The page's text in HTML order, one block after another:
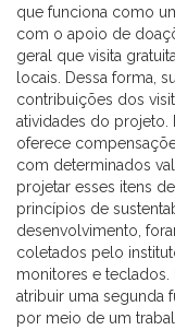
que funciona como
com o apoio de
geral que visita
locais. Dessa forma,
contribuições dos
atividades do projeto.
oferece
com determinados
projetar esses itens
princípios de
desenvolvimento,
coletados pelo
monitores e teclados.
atribuir uma segunda
por meio de um